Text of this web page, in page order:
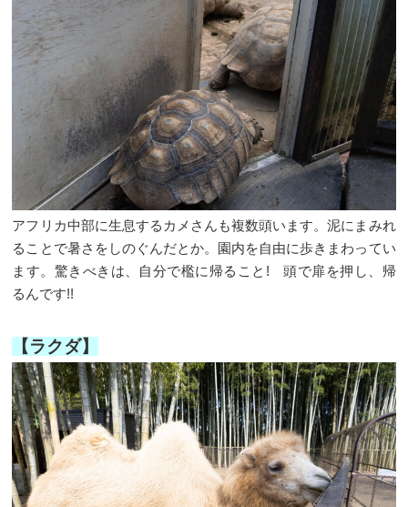
アフリカ中部に生息するカメさんも複数頭います。泥にまみれ
ることで暑さをしのぐんだとか。園内を自由に歩きまわってい
ます。驚きべきは、自分で檻に帰ること! 頭で扉を押し、帰
るんです!!
【ラクダ】